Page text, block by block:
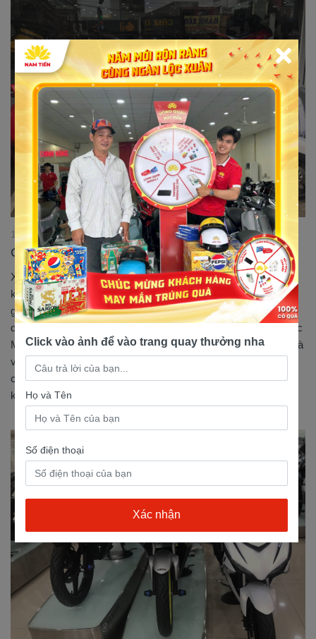
Cửa hàng xe máy giá rẻ tại Hóc Môn
16/05/2023 16:45:27
Xe máy giá rẻ và cửa hàng xe máy giá rẻ tại Hóc Môn là từ
khóa đang nhận được rất nhiều lượng tìm kiếm trong thời gian
gần đây. Là một huyện tương đối lớn tại TP HCM, có mật độ
dân số vô cùng đông đúc và tình hình giao thương tấp nập. Hóc
Môn trở thành cửa ngõ liên kết của nhiều tỉnh thành với nhau và
với TP HCM. Có lẽ vì thế mà nhu cầu tìm mua xe máy tại các
cửa hàng xe máy giá rẻ tại Hóc Môn ngày càng nhiều cũng
không phải là điều quá khó hiểu....
Click vào ảnh để vào trang quay thưởng nha
Họ và Tên
Số điện thoại